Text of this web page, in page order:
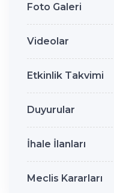
Foto Galeri
Videolar
Etkinlik Takvimi
Duyurular
İhale İlanları
Meclis Kararları